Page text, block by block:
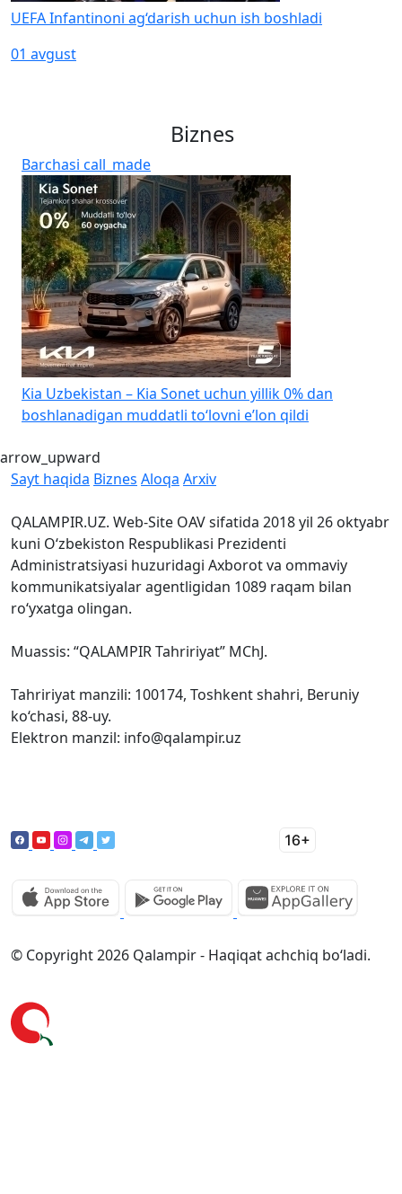
UEFA Infantinoni ag‘darish uchun ish boshladi
01 avgust
Biznes
Barchasi call_made
Kia Uzbekistan – Kia Sonet uchun yillik 0% dan
boshlanadigan muddatli to‘lovni e’lon qildi
arrow_upward
Sayt haqida Biznes Aloqa Arxiv
QALAMPIR.UZ. Web-Site OAV sifatida 2018 yil 26 oktyabr
kuni O‘zbekiston Respublikasi Prezidenti
Administratsiyasi huzuridagi Axborot va ommaviy
kommunikatsiyalar agentligidan 1089 raqam bilan
ro‘yxatga olingan.
Muassis: “QALAMPIR Tahririyat” MChJ.
Tahririyat manzili: 100174, Toshkent shahri, Beruniy
ko‘chasi, 88-uy.
Elektron manzil: info@qalampir.uz
© Copyright 2026 Qalampir - Haqiqat achchiq bo‘ladi.